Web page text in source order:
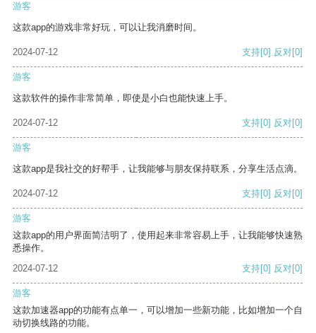
游客
这款app的游戏非常好玩，可以让我消磨时间。
2024-07-12 支持[0] 反对[0]
游客
这款软件的操作非常简单，即使是小白也能快速上手。
2024-07-12 支持[0] 反对[0]
游客
这款app是我社交的好帮手，让我能够与朋友保持联系，分享生活点滴。
2024-07-12 支持[0] 反对[0]
游客
这款app的用户界面简洁明了，使用起来非常容易上手，让我能够快速熟
悉操作。
2024-07-12
支持[0] 反对[0]
游客
这款加速器app的功能有点单一，可以增加一些新功能，比如增加一个自
动切换线路的功能。